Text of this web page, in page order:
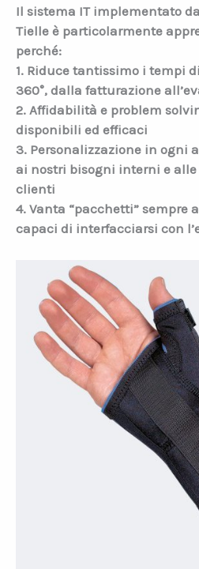
Il sistema IT implementato
Tielle è particolarmente
perché:
1. Riduce tantissimo i tempi
360°, dalla fatturazione
2. Affidabilità e problem
disponibili ed efficaci
3. Personalizzazione in ogni
ai nostri bisogni interni e
clienti
4. Vanta “pacchetti” sempre
capaci di interfacciarsi con